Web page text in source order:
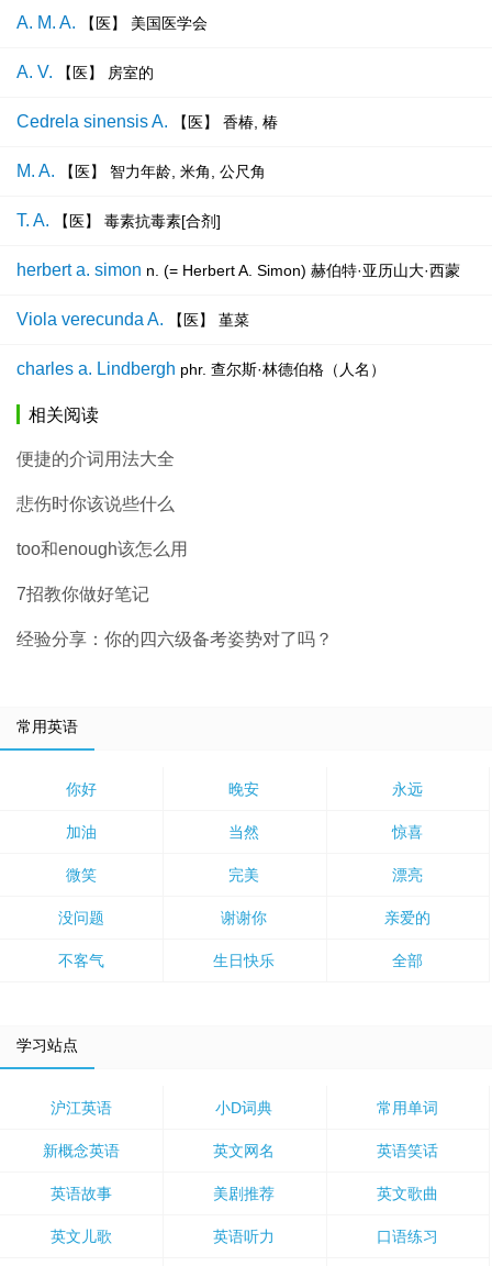
A. M. A. 【医】 美国医学会
A. V. 【医】 房室的
Cedrela sinensis A. 【医】 香椿, 椿
M. A. 【医】 智力年龄, 米角, 公尺角
T. A. 【医】 毒素抗毒素[合剂]
herbert a. simon n. (= Herbert A. Simon) 赫伯特·亚历山大·西蒙
Viola verecunda A. 【医】 堇菜
charles a. Lindbergh phr. 查尔斯·林德伯格（人名）
相关阅读
便捷的介词用法大全
悲伤时你该说些什么
too和enough该怎么用
7招教你做好笔记
经验分享：你的四六级备考姿势对了吗？
常用英语
你好 晚安 永远
加油 当然 惊喜
微笑 完美 漂亮
没问题 谢谢你 亲爱的
不客气 生日快乐 全部
学习站点
沪江英语 小D词典 常用单词
新概念英语 英文网名 英语笑话
英语故事 美剧推荐 英文歌曲
英文儿歌 英语听力 口语练习